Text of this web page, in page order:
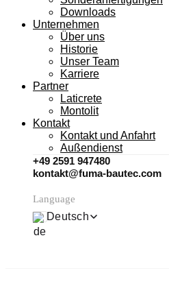
Downloads
Unternehmen
Über uns
Historie
Unser Team
Karriere
Partner
Laticrete
Montolit
Kontakt
Kontakt und Anfahrt
Außendienst
+49 2591 947480
kontakt@fuma-bautec.com
Language
Deutsch